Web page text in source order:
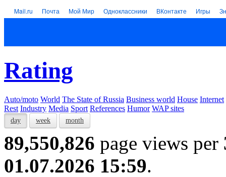
Mail.ru Почта Мой Мир Одноклассники ВКонтакте Игры
Rating
Auto/moto World The State of Russia Business world House Internet
Rest Industry Media Sport References Humor WAP sites
day week month
89,550,826 page views per
01.07.2026 15:59.